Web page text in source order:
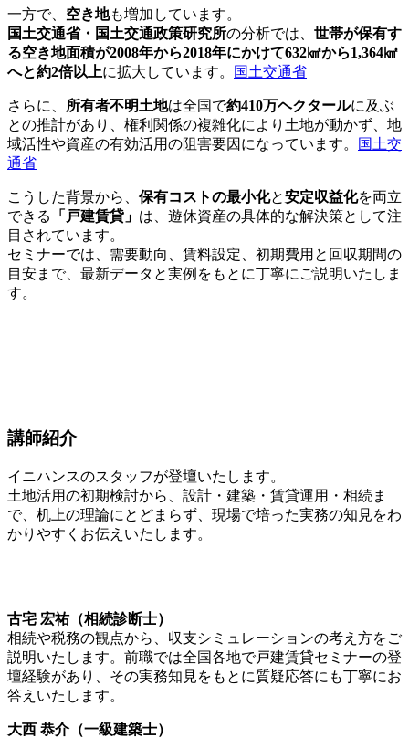
一方で、 空き地も増加しています。
国土交通省・国土交通政策研究所の分析では、 世帯が保有す
る空き地面積が2008年から2018年にかけて632㎢から1,364㎢
へと約2倍以上に拡大しています。 国土交通省
さらに、 所有者不明土地は全国で約410万ヘクタールに及ぶ
との推計があり、権利関係の複雑化により土地が動かず、地
域活性や資産の有効活用の阻害要因になっています。
国土交
通省
こうした背景から、 保有コストの最小化と安定収益化を両立
できる
「戸建賃貸」 は、遊休資産の具体的な解決策として注
目されています。
セミナーでは、需要動向、賃料設定、初期費用と回収期間の
目安まで、最新データと実例をもとに丁寧にご説明いたしま
す。
講師紹介
イニハンスのスタッフが登壇いたします。
土地活用の初期検討から、設計・建築・賃貸運用・相続ま
で、机上の理論にとどまらず、現場で培った実務の知見をわ
かりやすくお伝えいたします。
古宅 宏祐（相続診断士）
相続や税務の観点から、収支シミュレーションの考え方をご
説明いたします。前職では全国各地で戸建賃貸セミナーの登
壇経験があり、その実務知見をもとに質疑応答にも丁寧にお
答えいたします。
大西 恭介（一級建築士）